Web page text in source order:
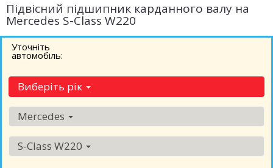
Підвісний підшипник карданного валу на
Mercedes S-Class W220
Уточніть
автомобіль:
Виберіть рік
Mercedes
S-Class W220